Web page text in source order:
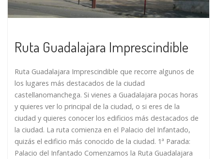
Ruta Guadalajara Imprescindible
Ruta Guadalajara Imprescindible que recorre algunos de
los lugares más destacados de la ciudad
castellanomanchega. Si vienes a Guadalajara pocas horas
y quieres ver lo principal de la ciudad, o si eres de la
ciudad y quieres conocer los edificios más destacados de
la ciudad. La ruta comienza en el Palacio del Infantado,
quizás el edificio más conocido de la ciudad. 1ª Parada:
Palacio del Infantado Comenzamos la Ruta Guadalajara